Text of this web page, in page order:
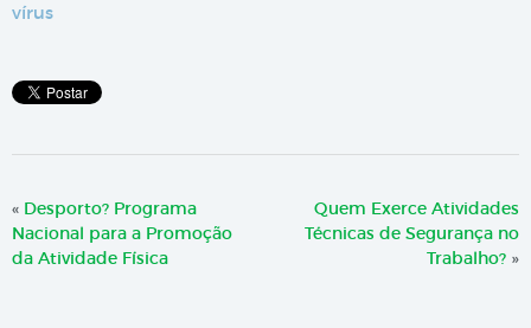
vírus
« Desporto? Programa
Nacional para a Promoção
da Atividade Física
Quem Exerce Atividades
Técnicas de Segurança no
Trabalho? »